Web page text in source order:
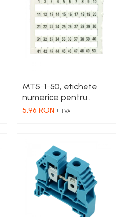
MT5-1-50, etichete
numerice pentru
cleme, 1-50, 10 buc in
5,96 RON + TVA